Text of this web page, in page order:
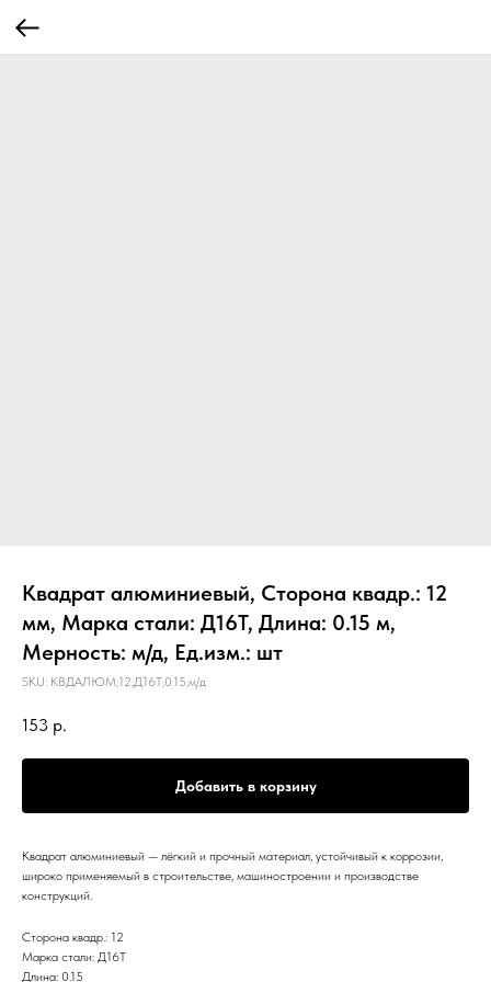
Квадрат алюминиевый, Сторона квадр.: 12
мм, Марка стали: Д16Т, Длина: 0.15 м,
Мерность: м/д, Ед.изм.: шт
SKU: КВДАЛЮМ;12;Д16Т;0.15;м/д
153 р.
Добавить в корзину
Квадрат алюминиевый — лёгкий и прочный материал, устойчивый к коррозии,
широко применяемый в строительстве, машиностроении и производстве
конструкций.
Сторона квадр.: 12
Марка стали: Д16Т
Длина: 0.15